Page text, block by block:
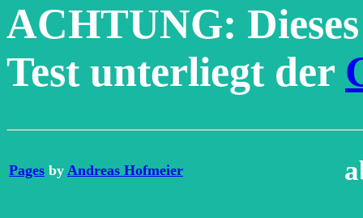
ACHTUNG:
Test unterliegt der
Pages by Andreas Hofmeier